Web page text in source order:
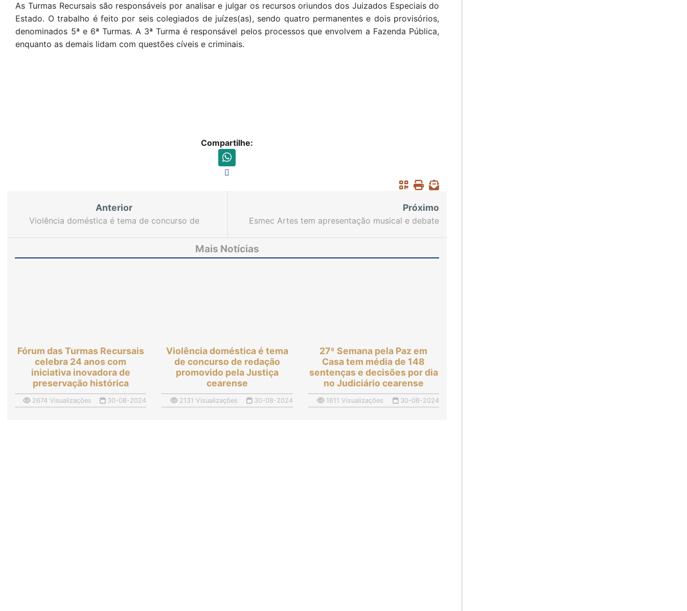
As Turmas Recursais são responsáveis por analisar e julgar os recursos oriundos dos Juizados Especiais do
Estado. O trabalho é feito por seis colegiados de juízes(as), sendo quatro permanentes e dois provisórios,
denominados 5ª e 6ª Turmas. A 3ª Turma é responsável pelos processos que envolvem a Fazenda Pública,
enquanto as demais lidam com questões cíveis e criminais.
Compartilhe:
Anterior
Violência doméstica é tema de concurso de
Próximo
Esmec Artes tem apresentação musical e debate
Mais Notícias
Fórum das Turmas Recursais
celebra 24 anos com
iniciativa inovadora de
preservação histórica
2674 Visualizações 30-08-2024
Violência doméstica é tema
de concurso de redação
promovido pela Justiça
cearense
2131 Visualizações 30-08-2024
27ª Semana pela Paz em
Casa tem média de 148
sentenças e decisões por dia
no Judiciário cearense
1611 Visualizações 30-08-2024